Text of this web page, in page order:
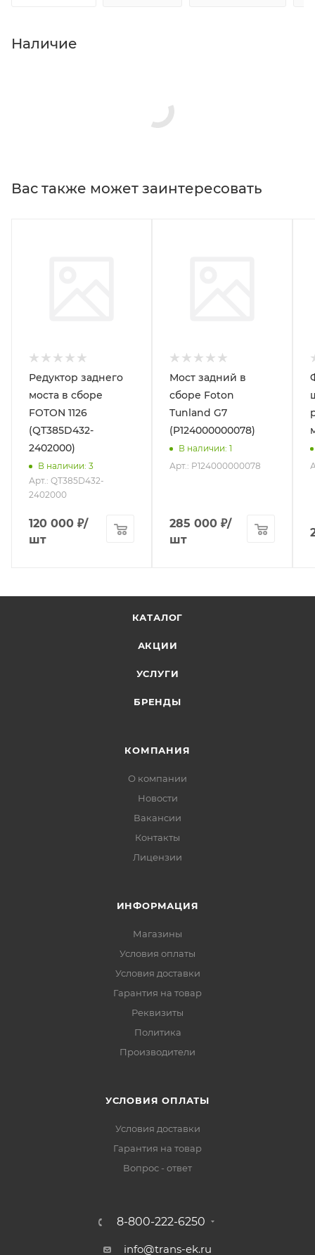
Наличие
Вас также может заинтересовать
Редуктор заднего
моста в сборе
FOTON 1126
(QT385D432-
2402000)
В наличии: 3
Арт.: QT385D432-
2402000
120 000 ₽/
шт
Мост задний в
сборе Foton
Tunland G7
(P124000000078)
В наличии: 1
Арт.: P124000000078
285 000 ₽/
шт
КАТАЛОГ
АКЦИИ
УСЛУГИ
БРЕНДЫ
КОМПАНИЯ
О компании
Новости
Вакансии
Контакты
Лицензии
ИНФОРМАЦИЯ
Магазины
Условия оплаты
Условия доставки
Гарантия на товар
Реквизиты
Политика
Производители
УСЛОВИЯ ОПЛАТЫ
Условия доставки
Гарантия на товар
Вопрос - ответ
8-800-222-6250
info@trans-ek.ru